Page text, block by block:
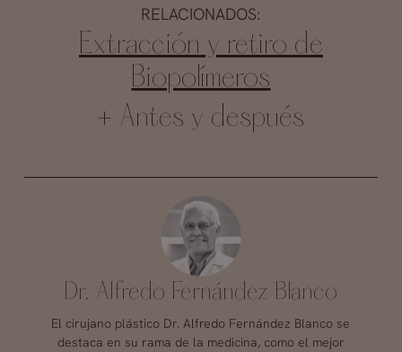
RELACIONADOS:
Extracción y retiro de
Biopolímeros
+ Antes y después
Dr. Alfredo Fernández Blanco
El cirujano plástico Dr. Alfredo Fernández Blanco se
destaca en su rama de la medicina, como el mejor